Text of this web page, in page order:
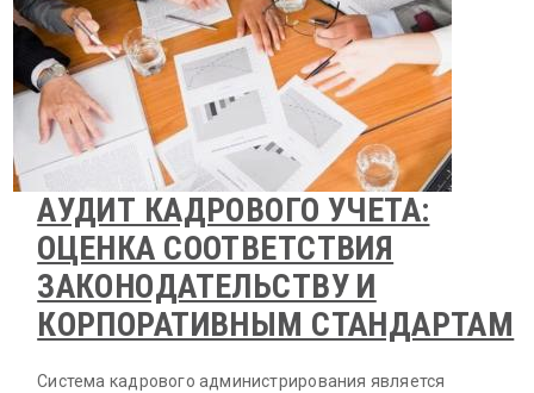
АУДИТ КАДРОВОГО УЧЕТА:
ОЦЕНКА СООТВЕТСТВИЯ
ЗАКОНОДАТЕЛЬСТВУ И
КОРПОРАТИВНЫМ СТАНДАРТАМ
Система кадрового администрирования является